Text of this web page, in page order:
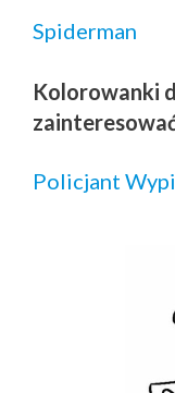
Spiderman
Kolorowanki
Policjant